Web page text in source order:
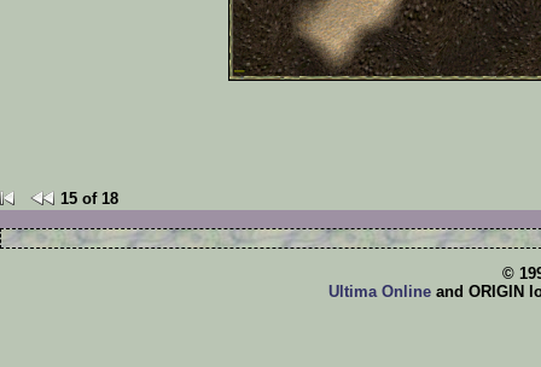
15 of 18
©
Ultima Online and ORIGIN